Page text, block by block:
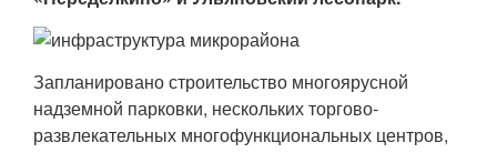
Запланировано строительство многоярусной
надземной парковки, нескольких торгово-
развлекательных многофункциональных центров,